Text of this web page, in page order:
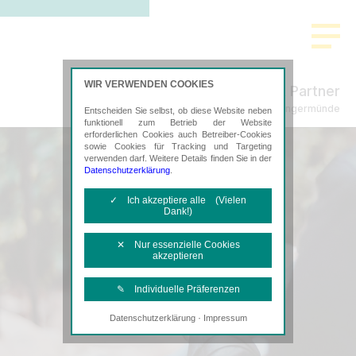
Freund & Partner
Steuerberatung in Angermünde
WIR VERWENDEN COOKIES
Entscheiden Sie selbst, ob diese Website neben
funktionell zum Betrieb der Website
erforderlichen Cookies auch Betreiber-Cookies
sowie Cookies für Tracking und Targeting
verwenden darf. Weitere Details finden Sie in der
Datenschutzerklärung
✓ Ich akzeptiere alle (Vielen
Dank!)
✕ Nur essenzielle Cookies
akzeptieren
✎ Individuelle Präferenzen
Notwendige Cookies
Diese Cookies sind erforderlich, um die
Datenschutzerklärung· Impressum